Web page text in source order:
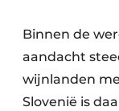
Binnen de
aandacht
wijnlanden
Slovenië is